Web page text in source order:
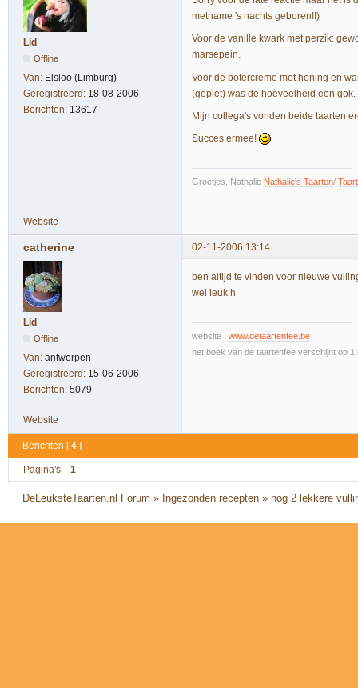
Lid
Offline
Van: Elsloo (Limburg)
Geregistreerd: 18-08-2006
Berichten: 13617
metname 's nachts geboren!!)
Voor de vanille kwark met perzik:
marsepein.
Voor de botercreme met honing en
(geplet) was de hoeveelheid een
Mijn collega's vonden beide taarten
Succes ermee!
Groetjes, Nathalie Nathalie's Taarten/
Website
catherine 02-11-2006 13:14
Lid
Offline
Van: antwerpen
Geregistreerd: 15-06-2006
Berichten: 5079
ben altijd te vinden voor nieuwe
wel leuk h
website : www.detaartenfee.be
het boek van de taartenfee verschijnt op 1
Website
Berichten [ 4 ]
Pagina's 1
DeLeuksteTaarten.nl Forum » Ingezonden recepten »nog 2 lekkere